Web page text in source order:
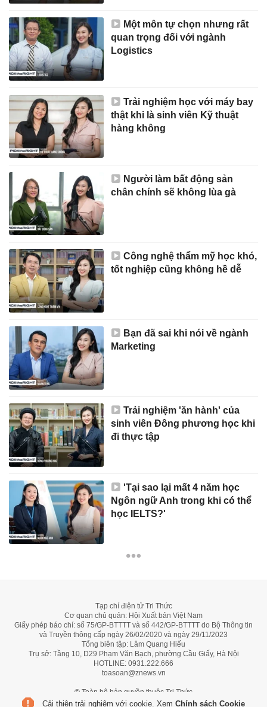
Một môn tự chọn nhưng rất
quan trọng đối với ngành
Logistics
Trải nghiệm học với máy bay
thật khi là sinh viên Kỹ thuật
hàng không
Người làm bất động sản
chân chính sẽ không lùa gà
Công nghệ thẩm mỹ học khó,
tốt nghiệp cũng không hề dễ
Bạn đã sai khi nói về ngành
Marketing
Trải nghiệm 'ăn hành' của
sinh viên Đông phương học khi
đi thực tập
'Tại sao lại mất 4 năm học
Ngôn ngữ Anh trong khi có thể
học IELTS?'
Tạp chí điện tử Tri Thức
Cơ quan chủ quản: Hội Xuất bản Việt Nam
Giấy phép báo chí: số 75/GP-BTTTT và số 442/GP-BTTTT do Bộ Thông tin
và Truyền thông cấp ngày 26/02/2020 và ngày 29/11/2023
Tổng biên tập: Lâm Quang Hiếu
Trụ sở: Tầng 10, D29 Phạm Văn Bạch, phường Cầu Giấy, Hà Nội
HOTLINE: 0931.222.666
toasoan@znews.vn
© Toàn bộ bản quyền thuộc Tri Thức
Cải thiện trải nghiệm với cookie. Xem Chính sách Cookie